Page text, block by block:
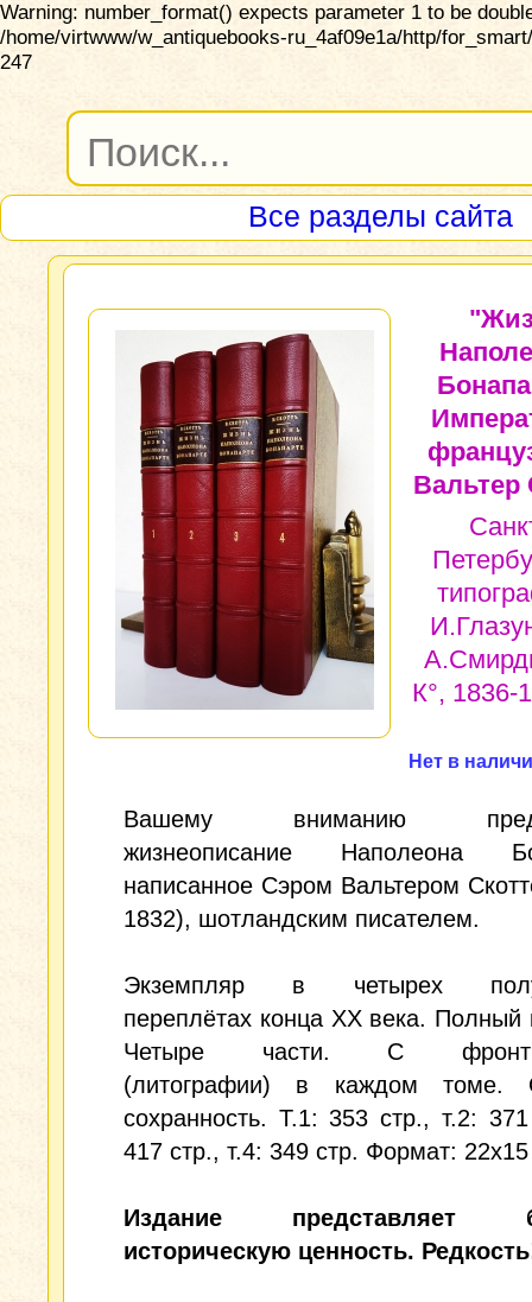
Warning: number_format() expects parameter 1 to be
/home/virtwww/w_antiquebooks-ru_4af09e1a/http/
247
Все разделы сайта
Вальтер
К°, 1836-
Нет в
Вашему вниманию
жизнеописание Наполеона
написанное Сэром Вальтером
1832), шотландским писателем.
Экземпляр в четырех
переплётах конца XX века. Полный
Четыре части. С
(литографии) в каждом томе.
сохранность. Т.1: 353 стр., т.2:
417 стр., т.4: 349 стр. Формат:
Издание представляет
историческую ценность.